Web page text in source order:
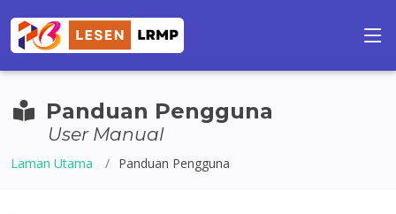
Panduan Pengguna
User Manual
Laman Utama Panduan Pengguna